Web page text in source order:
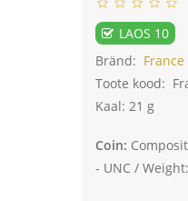
LAOS 10
Bränd: France
Toote kood:
Kaal: 21 g
Coin:
- UNC /